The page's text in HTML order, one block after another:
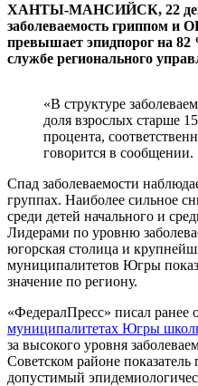
ХАНТЫ-МАНСИЙСК, 22
заболеваемость гриппом и
превышает эпидпорог на
службе регионального
«В структуре
доля взрослых старше
процента,
говорится в сообщении.
Спад заболеваемости
группах. Наиболее сильное
среди детей начального и
Лидерами по уровню
югорская столица и
муниципалитетов Югры
значение по региону.
«ФедералПресс» писал ранее
муниципалитетах Югры
за высокого уровня
Советском районе
допустимый